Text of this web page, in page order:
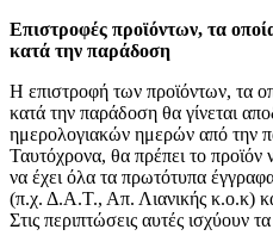
Επιστροφές προϊόντων, τα
κατά την παράδοση
Η επιστροφή των προϊόντων, τα
κατά την παράδοση θα γίνεται
ημερολογιακών ημερών από την
Ταυτόχρονα, θα πρέπει το προϊόν
να έχει όλα τα πρωτότυπα
(π.χ. Δ.Α.Τ., Απ. Λιανικής κ.ο.κ)
Στις περιπτώσεις αυτές ισχύουν